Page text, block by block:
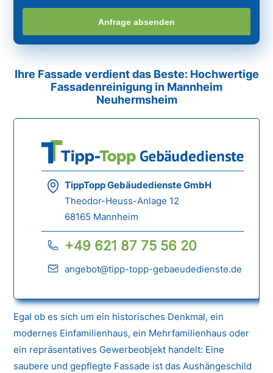
Anfrage absenden
Ihre Fassade verdient das Beste: Hochwertige
Fassadenreinigung in Mannheim
Neuhermsheim
TippTopp Gebäudedienste GmbH
Theodor-Heuss-Anlage 12
68165 Mannheim
+49 621 87 75 56 20
angebot@tipp-topp-gebaeudedienste.de
Egal ob es sich um ein historisches Denkmal, ein
modernes Einfamilienhaus, ein Mehrfamilienhaus oder
ein repräsentatives Gewerbeobjekt handelt: Eine
saubere und gepflegte Fassade ist das Aushängeschild